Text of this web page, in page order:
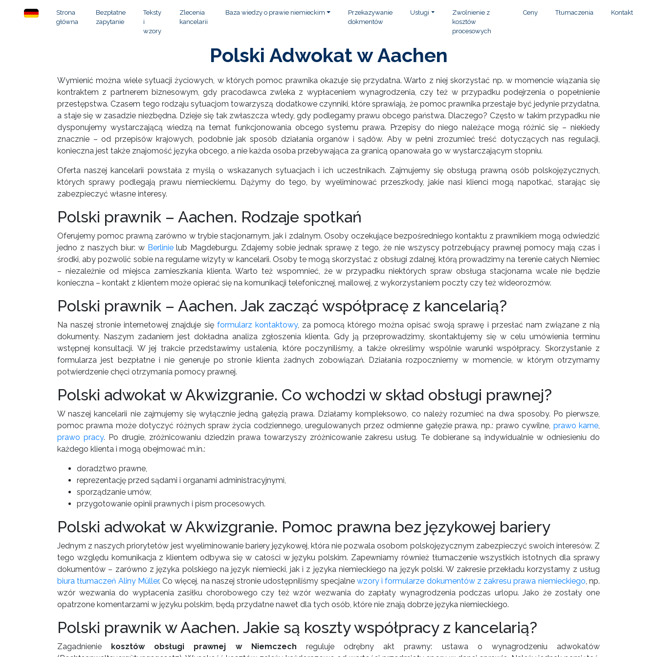
Strona
główna
Bezpłatne
zapytanie
Teksty
i
wzory
Zlecenia
kancelarii
Baza wiedzy o prawie niemieckim
Przekazywanie
dokmentów
Usługi
Zwolnienie z
kosztów
procesowych
Ceny Tłumaczenia Kontakt
Polski Adwokat w Aachen
Wymienić można wiele sytuacji życiowych, w których pomoc prawnika okazuje się przydatna. Warto z niej skorzystać np. w momencie wiązania się
kontraktem z partnerem biznesowym, gdy pracodawca zwleka z wypłaceniem wynagrodzenia, czy też w przypadku podejrzenia o popełnienie
przestępstwa. Czasem tego rodzaju sytuacjom towarzyszą dodatkowe czynniki, które sprawiają, że pomoc prawnika przestaje być jedynie przydatna,
a staje się w zasadzie niezbędna. Dzieje się tak zwłaszcza wtedy, gdy podlegamy prawu obcego państwa. Dlaczego? Często w takim przypadku nie
dysponujemy wystarczającą wiedzą na temat funkcjonowania obcego systemu prawa. Przepisy do niego należące mogą różnić się – niekiedy
znacznie – od przepisów krajowych, podobnie jak sposób działania organów i sądów. Aby w pełni zrozumieć treść dotyczących nas regulacji,
konieczna jest także znajomość języka obcego, a nie każda osoba przebywająca za granicą opanowała go w wystarczającym stopniu.
Oferta naszej kancelarii powstała z myślą o wskazanych sytuacjach i ich uczestnikach. Zajmujemy się obsługą prawną osób polskojęzycznych,
których sprawy podlegają prawu niemieckiemu. Dążymy do tego, by wyeliminować przeszkody, jakie nasi klienci mogą napotkać, starając się
zabezpieczyć własne interesy.
Polski prawnik – Aachen. Rodzaje spotkań
Oferujemy pomoc prawną zarówno w trybie stacjonarnym, jak i zdalnym. Osoby oczekujące bezpośredniego kontaktu z prawnikiem mogą odwiedzić
jedno z naszych biur: w Berlinielub Magdeburgu. Zdajemy sobie jednak sprawę z tego, że nie wszyscy potrzebujący prawnej pomocy mają czas i
środki, aby pozwolić sobie na regularne wizyty w kancelarii. Osoby te mogą skorzystać z obsługi zdalnej, którą prowadzimy na terenie całych Niemiec
– niezależnie od miejsca zamieszkania klienta. Warto też wspomnieć, że w przypadku niektórych spraw obsługa stacjonarna wcale nie będzie
konieczna – kontakt z klientem może opierać się na komunikacji telefonicznej, mailowej, z wykorzystaniem poczty czy też wideorozmów.
Polski prawnik – Aachen. Jak zacząć współpracę z kancelarią?
Na naszej stronie internetowej znajduje się formularz kontaktowy, za pomocą którego można opisać swoją sprawę i przesłać nam związane z nią
dokumenty. Naszym zadaniem jest dokładna analiza zgłoszenia klienta. Gdy ją przeprowadzimy, skontaktujemy się w celu umówienia terminu
wstępnej konsultacji. W jej trakcie przedstawimy ustalenia, które poczyniliśmy, a także określimy wspólnie warunki współpracy. Skorzystanie z
formularza jest bezpłatne i nie generuje po stronie klienta żadnych zobowiązań. Działania rozpoczniemy w momencie, w którym otrzymamy
potwierdzenie chęci otrzymania pomocy prawnej.
Polski adwokat w Akwizgranie. Co wchodzi w skład obsługi prawnej?
W naszej kancelarii nie zajmujemy się wyłącznie jedną gałęzią prawa. Działamy kompleksowo, co należy rozumieć na dwa sposoby. Po pierwsze,
pomoc prawna może dotyczyć różnych spraw życia codziennego, uregulowanych przez odmienne gałęzie prawa, np.: prawo cywilne, prawo karne,
prawo pracy. Po drugie, zróżnicowaniu dziedzin prawa towarzyszy zróżnicowanie zakresu usług. Te dobierane są indywidualnie w odniesieniu do
każdego klienta i mogą obejmować m.in.:
doradztwo prawne,
reprezentację przed sądami i organami administracyjnymi,
sporządzanie umów,
przygotowanie opinii prawnych i pism procesowych.
Polski adwokat w Akwizgranie. Pomoc prawna bez językowej bariery
Jednym z naszych priorytetów jest wyeliminowanie bariery językowej, która nie pozwala osobom polskojęzycznym zabezpieczyć swoich interesów. Z
tego względu komunikacja z klientem odbywa się w całości w języku polskim. Zapewniamy również tłumaczenie wszystkich istotnych dla sprawy
dokumentów – zarówno z języka polskiego na język niemiecki, jak i z języka niemieckiego na język polski. W zakresie przekładu korzystamy z usług
biura tłumaczeń Aliny Müller. Co więcej, na naszej stronie udostępniliśmy specjalne wzory i formularze dokumentów z zakresu prawa niemieckiego, np.
wzór wezwania do wypłacenia zasiłku chorobowego czy też wzór wezwania do zapłaty wynagrodzenia podczas urlopu. Jako że zostały one
opatrzone komentarzami w języku polskim, będą przydatne nawet dla tych osób, które nie znają dobrze języka niemieckiego.
Polski prawnik w Aachen. Jakie są koszty współpracy z kancelarią?
Zagadnienie kosztów obsługi prawnej w Niemczech reguluje odrębny akt prawny: ustawa o wynagrodzeniu adwokatów